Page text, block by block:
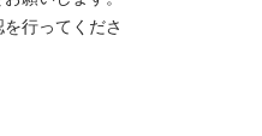
行ってくださ